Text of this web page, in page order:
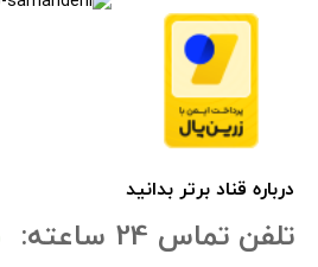
درباره قناد برتر بدانید
تلفن تماس 24 ساعته: